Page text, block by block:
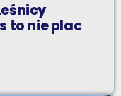
to nie plac